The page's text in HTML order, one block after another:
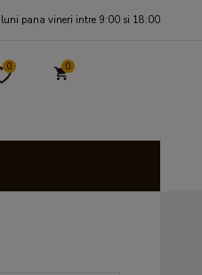
pana vineri intre 9:00 si 18:00
0 0